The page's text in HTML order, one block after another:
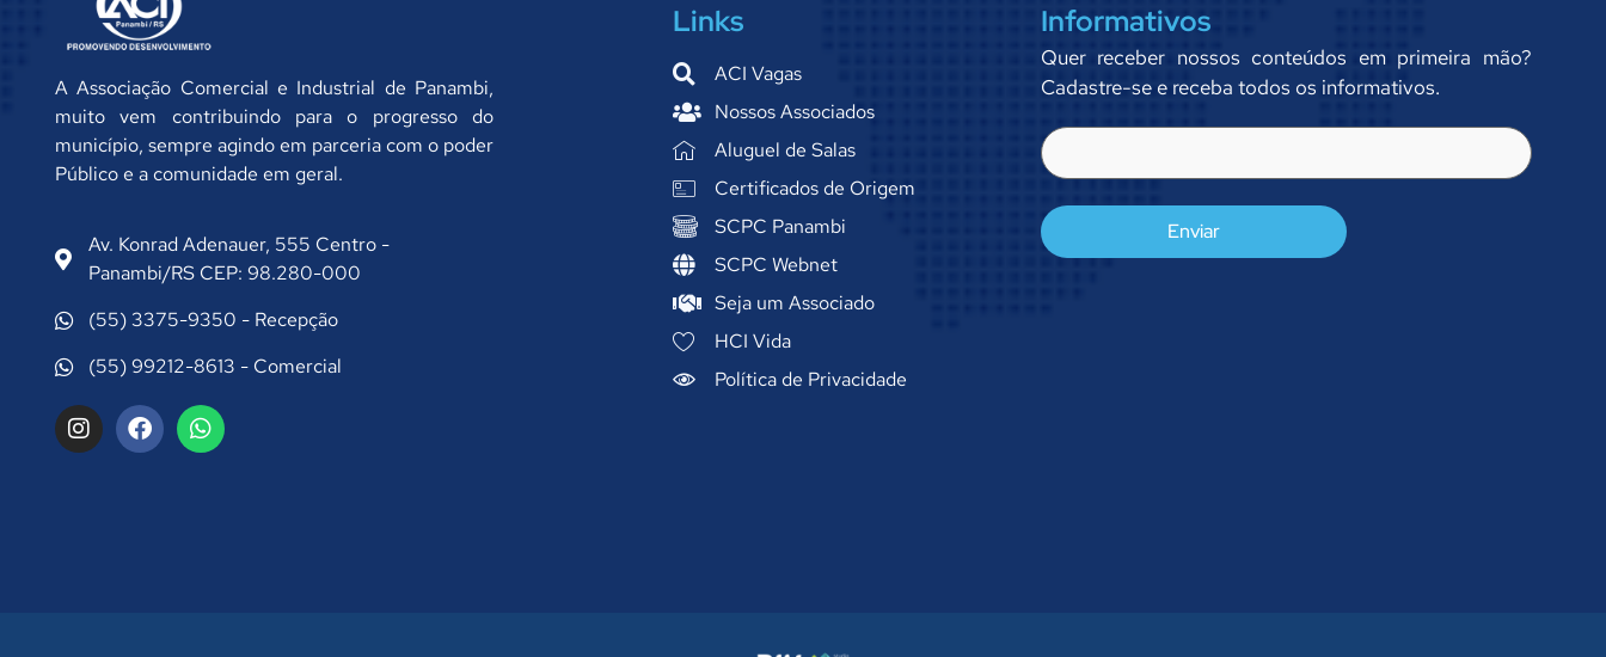
A Associação Comercial e Industrial de Panambi,
muito vem contribuindo para o progresso do
município, sempre agindo em parceria com o poder
Público e a comunidade em geral.
Av. Konrad Adenauer, 555 Centro -
Panambi/RS CEP: 98.280-000
(55) 3375-9350 - Recepção
(55) 99212-8613 - Comercial
Links
ACI Vagas
Nossos Associados
Aluguel de Salas
Certificados de Origem
SCPC Panambi
SCPC Webnet
Seja um Associado
HCI Vida
Política de Privacidade
Informativos
Quer receber nossos conteúdos em primeira mão?
Cadastre-se e receba todos os informativos.
E-
mail
(obrigatório)